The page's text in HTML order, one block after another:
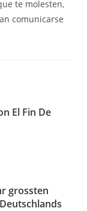
te molesten,
comunicarse
El Fin De
grossten